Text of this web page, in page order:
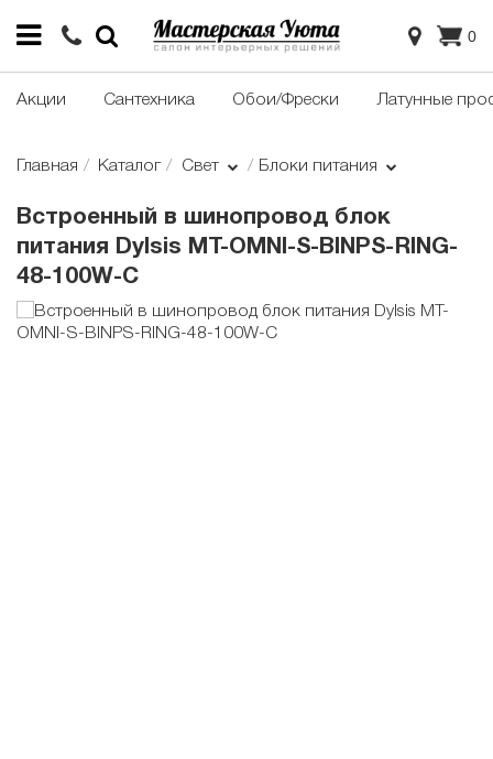
0
Акции Сантехника Обои/Фрески Латунные
Главная Каталог Свет Блоки питания
Встроенный в шинопровод блок
питания Dylsis MT-OMNI-S-BINPS-RING-
48-100W-C